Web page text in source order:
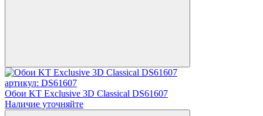
артикул: DS61607
Обои KT Exclusive 3D Classical DS61607
Наличие уточняйте